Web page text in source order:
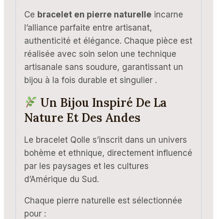
Ce bracelet en pierre naturelle incarne
l’alliance parfaite entre artisanat,
authenticité et élégance. Chaque pièce est
réalisée avec soin selon une technique
artisanale sans soudure, garantissant un
bijou à la fois durable et singulier .
Un Bijou Inspiré De La
Nature Et Des Andes
Le bracelet Qolle s’inscrit dans un univers
bohème et ethnique, directement influencé
par les paysages et les cultures
d’Amérique du Sud.
Chaque pierre naturelle est sélectionnée
pour :